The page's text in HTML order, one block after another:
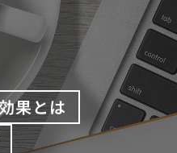
果とは